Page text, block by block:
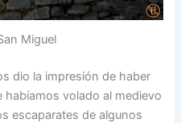
Miguel
dio la impresión de haber
habíamos volado al medievo
escaparates de algunos